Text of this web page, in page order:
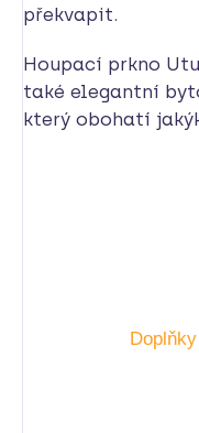
překvapit.
Houpací prkno
také elegantní
který obohatí